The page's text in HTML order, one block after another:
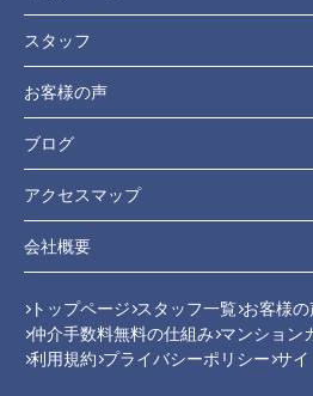
スタッフ
お客様の声
ブログ
アクセスマップ
会社概要
トップページ スタッフ一覧 お客様
仲介手数料無料の仕組み マンション
利用規約 プライバシーポリシー サイ